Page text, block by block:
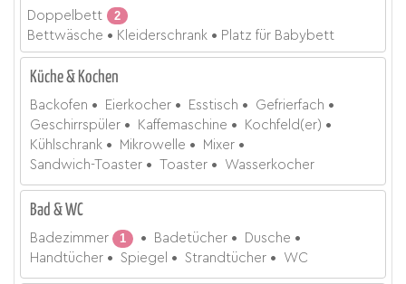
Doppelbett
2
Bettwäsche
Kleiderschrank Platz für Babybett
Küche & Kochen
Backofen Eierkocher Esstisch
Gefrierfach
Geschirrspüler
Kaffemaschine
Kochfeld(er)
Kühlschrank
Mikrowelle
Mixer
Sandwich-Toaster
Toaster Wasserkocher
Bad & WC
Badezimmer 1 Badetücher
Dusche
Handtücher
Spiegel Strandtücher WC